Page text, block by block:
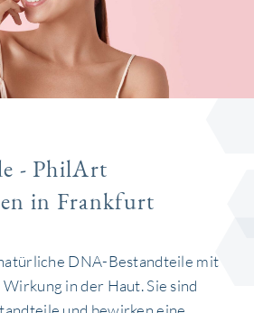
- PhilArt
in Frankfurt
DNA-Bestandteile mit
in der Haut. Sie sind